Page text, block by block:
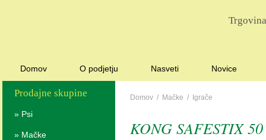
Domov O podjetju Nasveti Novice
Prodajne skupine
» Psi
» Mačke
Domov / Mačke / Igrače
KONG SAFESTIX